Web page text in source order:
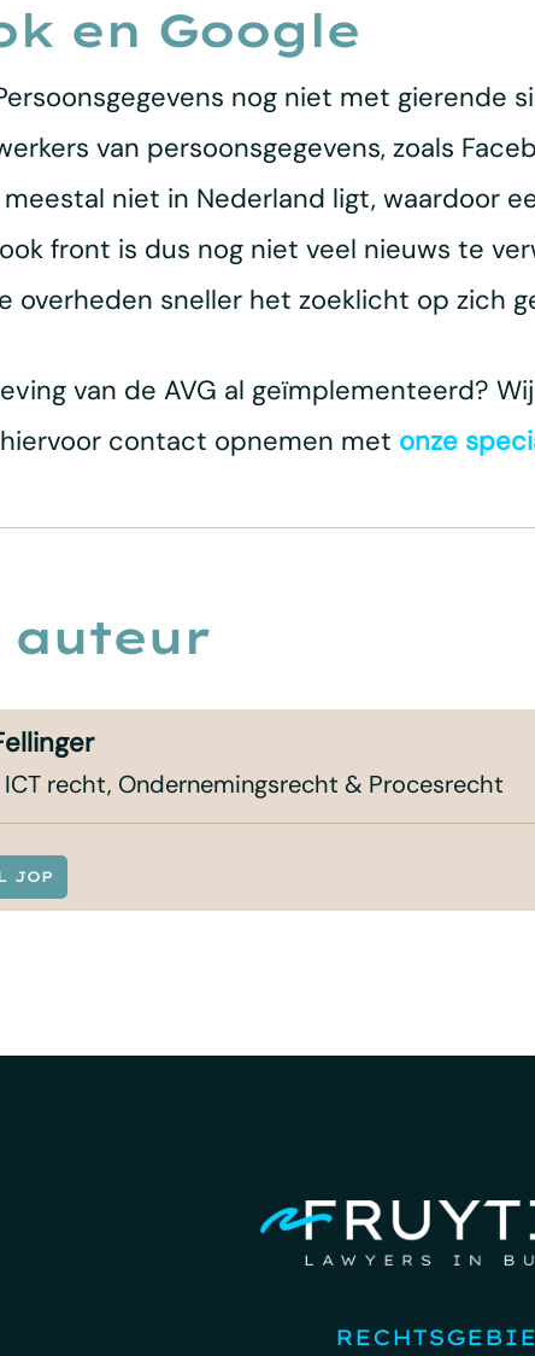
en Google
nog niet met gierende
van persoonsgegevens, zoals
niet in Nederland ligt, waardoor
front is dus nog niet veel nieuws te
overheden sneller het zoeklicht op zich
van de AVG al geïmplementeerd?
contact opnemen met onze
auteur
recht, Ondernemingsrecht & Procesrecht
JOP